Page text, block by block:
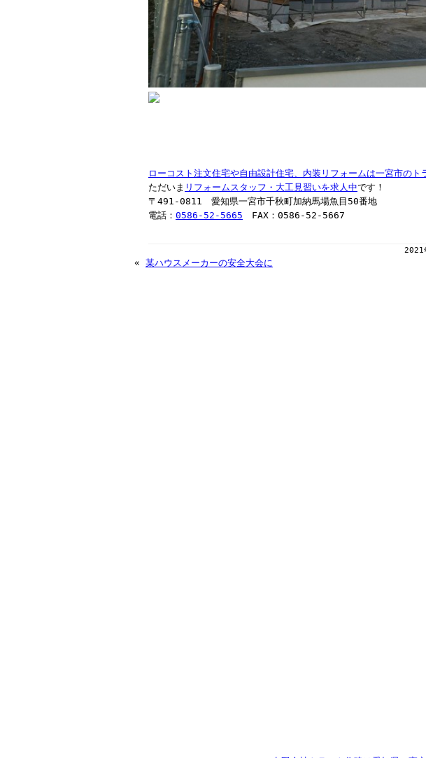
ローコスト注文住宅や自由設計住宅、内装リフォームは一宮市のト
ただいま リフォームスタッフ・大工見習いを求人中です！
〒491-0811 愛知県一宮市千秋町加納馬場魚目50番地
電話： 0586-52-5665 FAX：0586-52-5667
2021
« 某ハウスメーカーの安全大会に